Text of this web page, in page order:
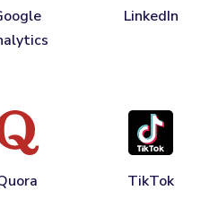
LinkedIn
TikTok